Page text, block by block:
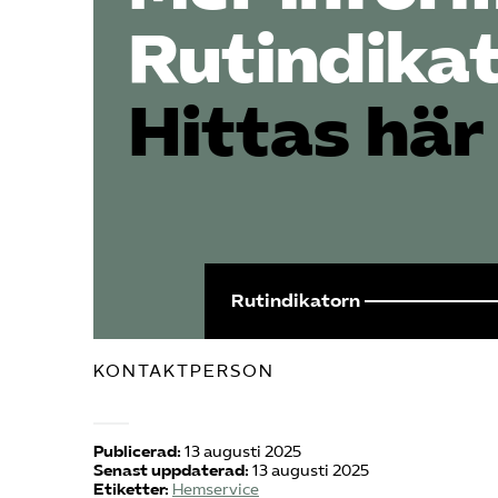
Hittas här
Rut­indikatorn
KONTAKTPERSON
Publicerad: 13 augusti 2025
Senast uppdaterad: 13 augusti 2025
Etiketter: Hemservice